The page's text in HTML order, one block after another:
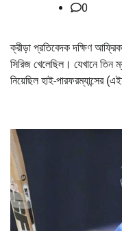
0
ক্রীড়া প্রতিবেদক দক্ষিণ
সিরিজ খেলেছিল। যেখানে তিন
নিয়েছিল হাই-পারফরম্যান্সের